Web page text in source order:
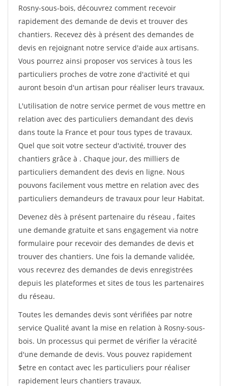
Rosny-sous-bois, découvrez comment recevoir
rapidement des demande de devis et trouver des
chantiers. Recevez dès à présent des demandes de
devis en rejoignant notre service d'aide aux artisans.
Vous pourrez ainsi proposer vos services à tous les
particuliers proches de votre zone d'activité et qui
auront besoin d'un artisan pour réaliser leurs travaux.
L'utilisation de notre service permet de vous mettre en
relation avec des particuliers demandant des devis
dans toute la France et pour tous types de travaux.
Quel que soit votre secteur d'activité, trouver des
chantiers grâce à . Chaque jour, des milliers de
particuliers demandent des devis en ligne. Nous
pouvons facilement vous mettre en relation avec des
particuliers demandeurs de travaux pour leur Habitat.
Devenez dès à présent partenaire du réseau , faites
une demande gratuite et sans engagement via notre
formulaire pour recevoir des demandes de devis et
trouver des chantiers. Une fois la demande validée,
vous recevrez des demandes de devis enregistrées
depuis les plateformes et sites de tous les partenaires
du réseau.
Toutes les demandes devis sont vérifiées par notre
service Qualité avant la mise en relation à Rosny-sous-
bois. Un processus qui permet de vérifier la véracité
d'une demande de devis. Vous pouvez rapidement
$etre en contact avec les particuliers pour réaliser
rapidement leurs chantiers travaux.